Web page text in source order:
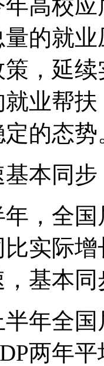
高校
的就
，延
业帮
的态势
本同步
，全
实际
基本同
年全
两年